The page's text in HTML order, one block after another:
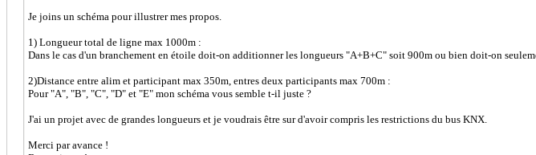
Je joins un schéma pour illustrer mes propos.
1) Longueur total de ligne max 1000m :
Dans le cas d'un branchement en étoile doit-on additionner les longueurs "A+B+C" soit 900m ou bien doit-on
2)Distance entre alim et participant max 350m, entres deux participants max 700m :
Pour "A", "B", "C", "D" et "E" mon schéma vous semble t-il juste ?
J'ai un projet avec de grandes longueurs et je voudrais être sur d'avoir compris les restrictions du bus KNX.
Merci par avance !